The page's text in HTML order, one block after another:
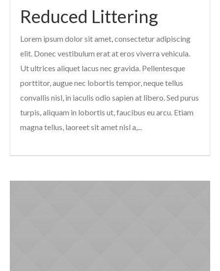
Reduced Littering
Lorem ipsum dolor sit amet, consectetur adipiscing
elit. Donec vestibulum erat at eros viverra vehicula.
Ut ultrices aliquet lacus nec gravida. Pellentesque
porttitor, augue nec lobortis tempor, neque tellus
convallis nisl, in iaculis odio sapien at libero. Sed purus
turpis, aliquam in lobortis ut, faucibus eu arcu. Etiam
magna tellus, laoreet sit amet nisl a,...